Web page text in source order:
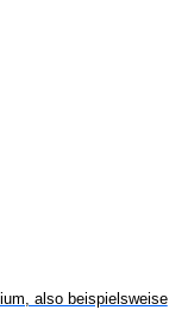
also beispielsweise